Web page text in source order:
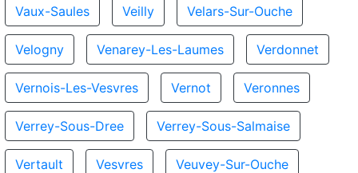
Vaux-Saules Veilly Velars-Sur-Ouche
Velogny Venarey-Les-Laumes Verdonnet
Vernois-Les-Vesvres Vernot Veronnes
Verrey-Sous-Dree Verrey-Sous-Salmaise
Vertault Vesvres Veuvey-Sur-Ouche